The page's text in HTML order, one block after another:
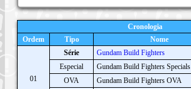
Cronologia
Ordem
Tipo Nome
01
Série Gundam Build Fighters
Especial
Gundam Build Fighters Specials
OVA
Gundam Build Fighters OVA